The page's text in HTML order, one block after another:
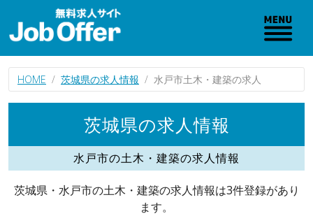
HOME 茨城県の求人情報 水戸市土木・建築の求人
茨城県の求人情報
水戸市の土木・建築の求人情報
茨城県・水戸市の土木・建築の求人情報は3件登録があり
ます。